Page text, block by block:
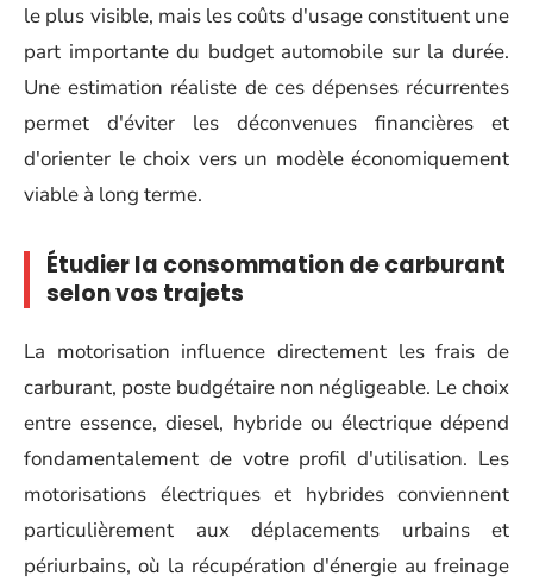
le plus visible, mais les coûts d'usage constituent une
part importante du budget automobile sur la durée.
Une estimation réaliste de ces dépenses récurrentes
permet d'éviter les déconvenues financières et
d'orienter le choix vers un modèle économiquement
viable à long terme.
Étudier la consommation de carburant
selon vos trajets
La motorisation influence directement les frais de
carburant, poste budgétaire non négligeable. Le choix
entre essence, diesel, hybride ou électrique dépend
fondamentalement de votre profil d'utilisation. Les
motorisations électriques et hybrides conviennent
particulièrement aux déplacements urbains et
périurbains, où la récupération d'énergie au freinage